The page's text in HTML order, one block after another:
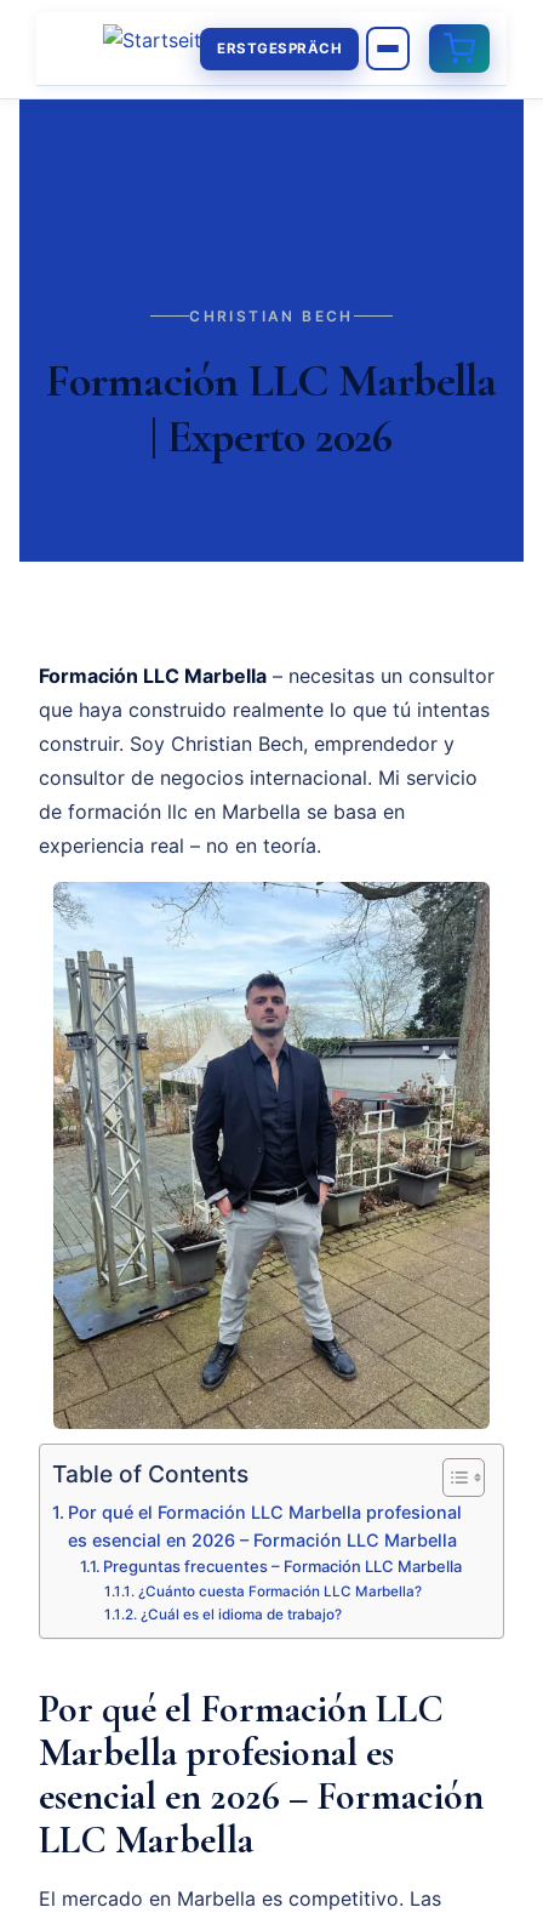
ERSTGESPRÄCH
CHRISTIAN BECH
Formación LLC Marbella
| Experto 2026
Formación LLC Marbella – necesitas un consultor
que haya construido realmente lo que tú intentas
construir. Soy Christian Bech, emprendedor y
consultor de negocios internacional. Mi servicio
de formación llc en Marbella se basa en
experiencia real – no en teoría.
Table of Contents
Por qué el Formación LLC Marbella profesional
es esencial en 2026 – Formación LLC Marbella
Preguntas frecuentes – Formación LLC Marbella
¿Cuánto cuesta Formación LLC Marbella?
¿Cuál es el idioma de trabajo?
Por qué el Formación LLC
Marbella profesional es
esencial en 2026 – Formación
LLC Marbella
El mercado en Marbella es competitivo. Las